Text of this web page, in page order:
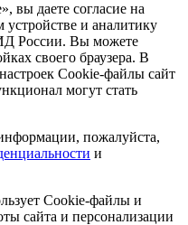
вы даете согласие на
и аналитику
России. Вы можете
своего браузера. В
Cookie-файлы сайт
могут стать
пожалуйста,
и
Cookie-файлы и
сайта и персонализации